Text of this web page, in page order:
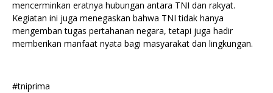
mencerminkan eratnya hubungan antara TNI dan rakyat.
Kegiatan ini juga menegaskan bahwa TNI tidak hanya
mengemban tugas pertahanan negara, tetapi juga hadir
memberikan manfaat nyata bagi masyarakat dan lingkungan.
#tniprima